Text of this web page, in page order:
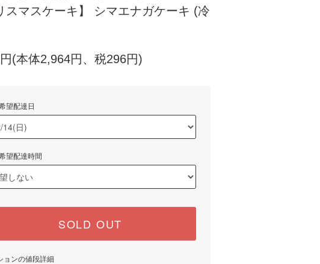
スマスケーキ】 シマエナガケーキ (冷
(本体2,964円、税296円)
望配達日
望配達時間
SOLD OUT
ョンの値段詳細